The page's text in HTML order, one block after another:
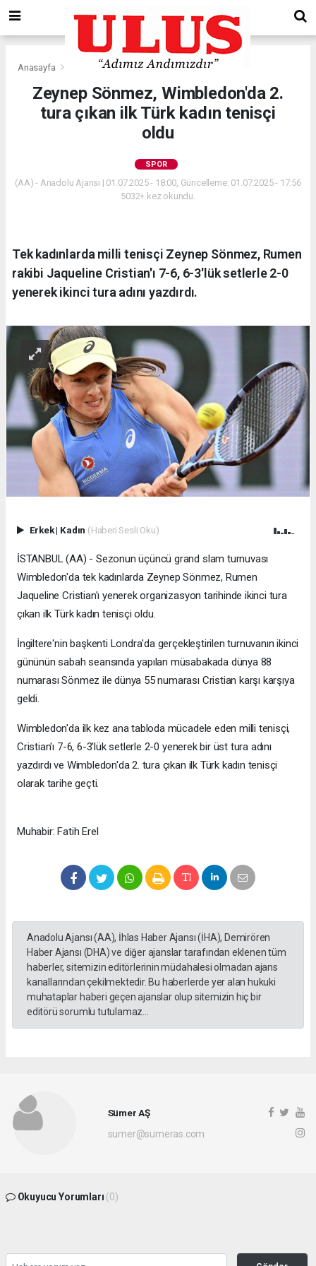
Anasayfa
Zeynep Sönmez, Wimbledon'da 2.
tura çıkan ilk Türk kadın tenisçi
oldu
SPOR
(AA) - Anadolu Ajansı | 01.07.2025 - 18:00, Güncelleme: 01.07.2025 - 17:56
5032+ kez okundu.
Tek kadınlarda milli tenisçi Zeynep Sönmez, Rumen
rakibi Jaqueline Cristian'ı 7-6, 6-3'lük setlerle 2-0
yenerek ikinci tura adını yazdırdı.
Erkek| Kadın (Haberi Sesli Oku)
İSTANBUL (AA) - Sezonun üçüncü grand slam turnuvası
Wimbledon'da tek kadınlarda Zeynep Sönmez, Rumen
Jaqueline Cristian'ı yenerek organizasyon tarihinde ikinci tura
çıkan ilk Türk kadın tenisçi oldu.
İngiltere'nin başkenti Londra'da gerçekleştirilen turnuvanın ikinci
gününün sabah seansında yapılan müsabakada dünya 88
numarası Sönmez ile dünya 55 numarası Cristian karşı karşıya
geldi.
Wimbledon'da ilk kez ana tabloda mücadele eden milli tenisçi,
Cristian'ı 7-6, 6-3'lük setlerle 2-0 yenerek bir üst tura adını
yazdırdı ve Wimbledon'da 2. tura çıkan ilk Türk kadın tenisçi
olarak tarihe geçti.
Muhabir: Fatih Erel
Anadolu Ajansı (AA), İhlas Haber Ajansı (İHA), Demirören
Haber Ajansı (DHA) ve diğer ajanslar tarafından eklenen tüm
haberler, sitemizin editörlerinin müdahalesi olmadan ajans
kanallarından çekilmektedir. Bu haberlerde yer alan hukuki
muhataplar haberi geçen ajanslar olup sitemizin hiç bir
editörü sorumlu tutulamaz...
Sümer AŞ
sumer@sumeras.com
Okuyucu Yorumları (0)